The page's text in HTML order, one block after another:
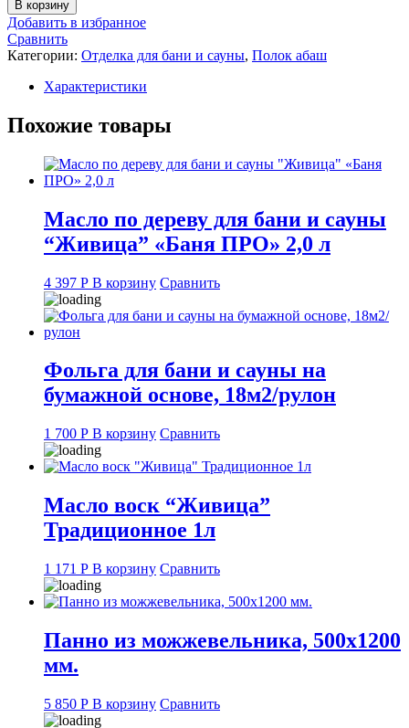
Полок
абаш
(Африка),
26х95
мм.,
2,25
м.
В корзину
Добавить в избранное
Сравнить
Категории: Отделка для бани и сауны, Полок абаш
Характеристики
Похожие товары
Масло по дереву для бани и сауны
“Живица” «Баня ПРО» 2,0 л
4 397 Р В корзину Сравнить
Фольга для бани и сауны на
бумажной основе, 18м2/рулон
1 700 Р В корзину Сравнить
Масло воск “Живица”
Традиционное 1л
1 171 Р В корзину Сравнить
Панно из можжевельника, 500х1200
мм.
5 850 Р В корзину Сравнить